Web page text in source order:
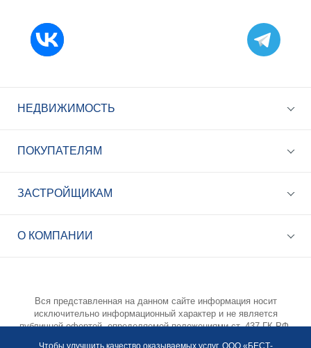
+7 (495) 785-56-17
НЕДВИЖИМОСТЬ
ПОКУПАТЕЛЯМ
ЗАСТРОЙЩИКАМ
О КОМПАНИИ
Вся представленная на данном сайте информация носит
исключительно информационный характер и не является
публичной офертой, определяемой положениями ст. 437 ГК РФ.
Чтобы улучшить качество оказываемых услуг, ООО «БЕСТ-